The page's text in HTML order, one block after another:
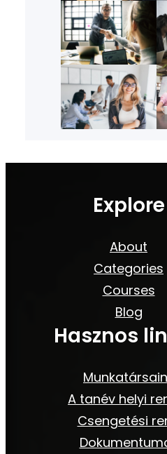
Explore
About
Categories
Courses
Blog
Hasznos
A tanév helyi
Csengetési